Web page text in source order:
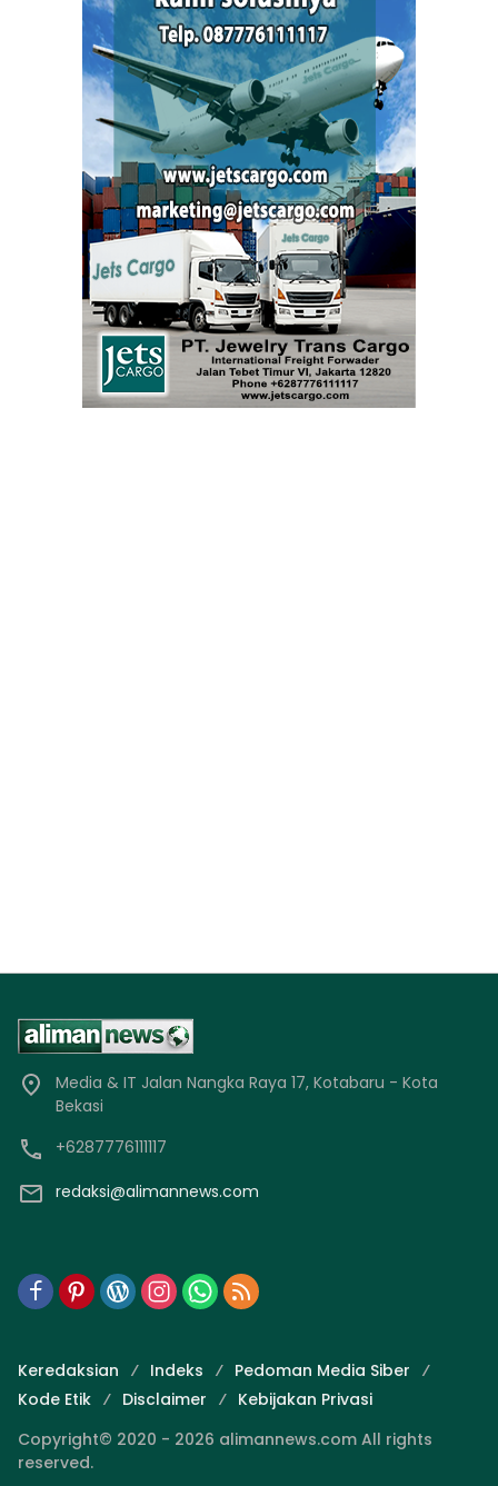
Media & IT Jalan Nangka Raya 17, Kotabaru - Kota
Bekasi
+6287776111117
redaksi@alimannews.com
Keredaksian Indeks
Pedoman Media Siber
Kode Etik
Disclaimer
Kebijakan Privasi
Copyright© 2020 - 2026 alimannews.com All rights
reserved.